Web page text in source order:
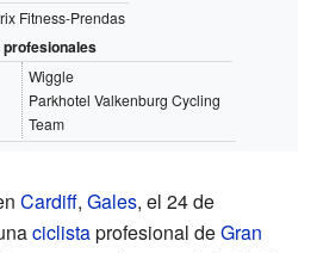
Fitness-Prendas
profesionales
Wiggle
Parkhotel Valkenburg Cycling
Team
Cardiff, Gales, el 24 de
ciclistaprofesional deGran